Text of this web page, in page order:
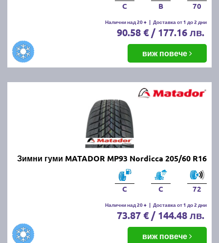
C B 70
Налични над 20 + | Доставка от 1 до 2 дни
90.58 € / 177.16 лв.
виж повече
Зимни гуми MATADOR MP93 Nordicca 205/60 R16
C C 72
Налични над 20 + | Доставка от 1 до 2 дни
73.87 € / 144.48 лв.
виж повече